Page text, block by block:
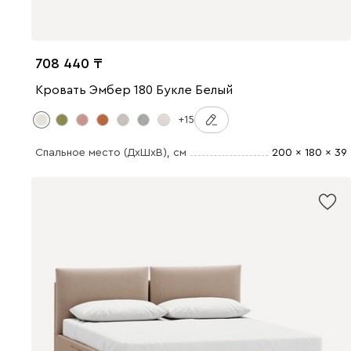
708 440
Кровать Эмбер 180 Букле Белый
+15
Спальное место (ДхШхВ), см 200 x 180 x 39